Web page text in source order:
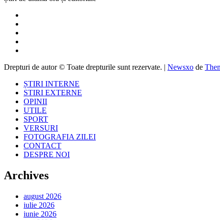
Drepturi de autor © Toate drepturile sunt rezervate. | Newsxo de
ȘTIRI INTERNE
STIRI EXTERNE
OPINII
UTILE
SPORT
VERSURI
FOTOGRAFIA ZILEI
CONTACT
DESPRE NOI
Archives
august 2026
iulie 2026
iunie 2026